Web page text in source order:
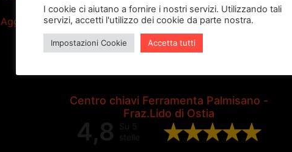
Aggiungi al carrello
Centro chiavi Ferramenta Palmisano -
Fraz.Lido di Ostia
4,8
Su 5
stelle
I cookie ci aiutano a fornire i nostri servizi. Utilizzando tali
servizi, accetti l'utilizzo dei cookie da parte nostra.
Impostazioni Cookie Accetta tutti